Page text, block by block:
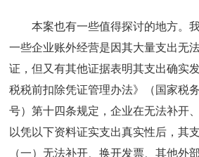
本案也有一些值得探讨的地方。我
一些企业账外经营是因其大量支出无
证，但又有其他证据表明其支出确实
税税前扣除凭证管理办法》（国家税
号）第十四条规定，企业在无法补开
以凭以下资料证实支出真实性后，其
（一）无法补开、换开发票、其他外